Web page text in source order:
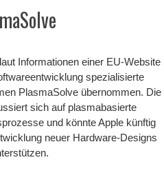
Informationen einer EU-Website
spezialisierte
PlasmaSolve übernommen. Die
sich auf plasmabasierte
und könnte Apple künftig
neuer Hardware-Designs